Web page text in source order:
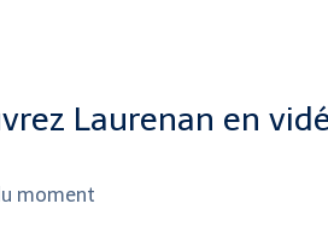
Laurenan en
moment